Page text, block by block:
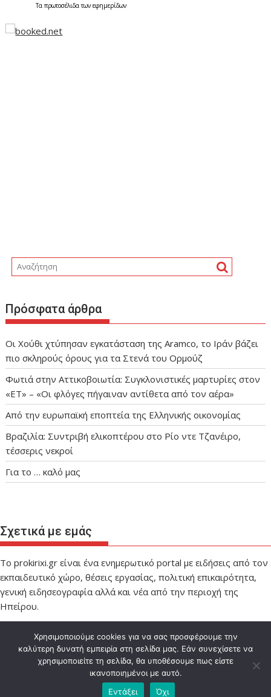
Ταπρωτοσέλιδατωνεφημερίδων
Πρόσφατα άρθρα
Οι Χούθι χτύπησαν εγκατάσταση της Aramco, το Ιράν βάζει
πιο σκληρούς όρους για τα Στενά του Ορμούζ
Φωτιά στην Αττικοβοιωτία: Συγκλονιστικές μαρτυρίες στον
«ΕΤ» – «Οι φλόγες πήγαιναν αντίθετα από τον αέρα»
Από την ευρωπαϊκή εποπτεία της Ελληνικής οικονομίας
Βραζιλία: Συντριβή ελικοπτέρου στο Ρίο ντε Τζανέιρο,
τέσσερις νεκροί
Για το … καλό μας
Σχετικά με εμάς
Το prokirixi.gr είναι ένα ενημερωτικό portal με ειδήσεις από τον
εκπαιδευτικό χώρο, θέσεις εργασίας, πολιτική επικαιρότητα,
γενική ειδησεογραφία αλλά και νέα από την περιοχή της
Ηπείρου.
Designed by IMPEL
Χρησιμοποιούμε cookies για να σας προσφέρουμε την
καλύτερη δυνατή εμπειρία στη σελίδα μας. Εάν συνεχίσετε να
χρησιμοποιείτε τη σελίδα, θα υποθέσουμε πως είστε
ικανοποιημένοι με αυτό.
Εντάξει
Όχι